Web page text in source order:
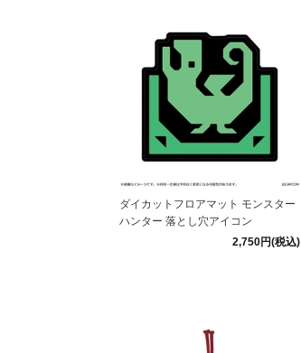
ダイカットフロアマット モンスター
ハンター 落とし穴アイコン
2,750円(税込)